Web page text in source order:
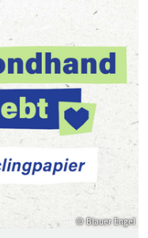
© Blauer Engel